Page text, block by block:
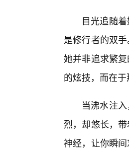
目光追随
是修行者的双
她并非追求繁
的炫技，而在于
当沸水注
烈，却悠长，
神经，让你瞬